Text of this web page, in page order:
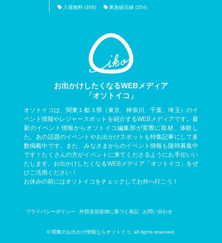
入場無料 (389)
東急線沿線 (354)
お出かけしたくなるWEBメディア
「オソトイコ」
オソトイコは、関東１都３県（東京、神奈川、千葉、埼玉）のイ
ベント情報やレジャースポットを紹介するWEBメディアです。最
新のイベント情報からオソトイコ編集部が実際に取材、体験し
た、あの話題のイベントやお出かけスポットも特集記事にして多
数掲載中です。また、みなさまからのイベント情報も随時募集中
です！たくさんの方がイベントに来てくださるようにお手伝いい
たします。お出かけしたくなるWEBメディア「オソトイコ」をぜ
ひご活用ください！
お休みの前にはオソトイコをチェックしてお外へ行こう！
プライバシーポリシー 外部送信規律に基づく表記 お問い合わせ
© 関東のお出かけ情報ならオソトイコ. all rights reserved.